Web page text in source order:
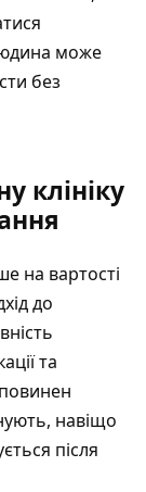
може
без
клініку
на вартості
до
та
навіщо
після